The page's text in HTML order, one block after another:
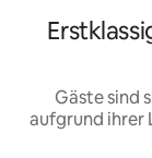
Gäste sind
aufgrund ihrer